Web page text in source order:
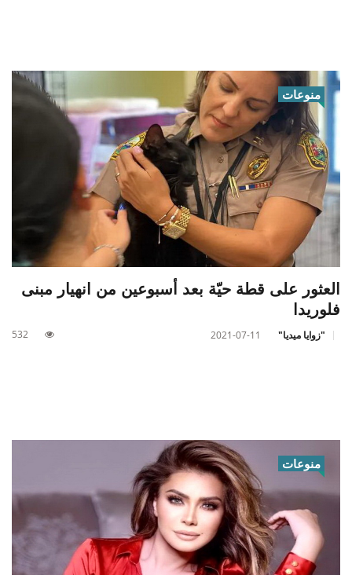
منوعات
العثور على قطة حيّة بعد أسبوعين من انهيار مبنى
فلوريدا
"زوايا ميديا" 2021-07-11
532
منوعات